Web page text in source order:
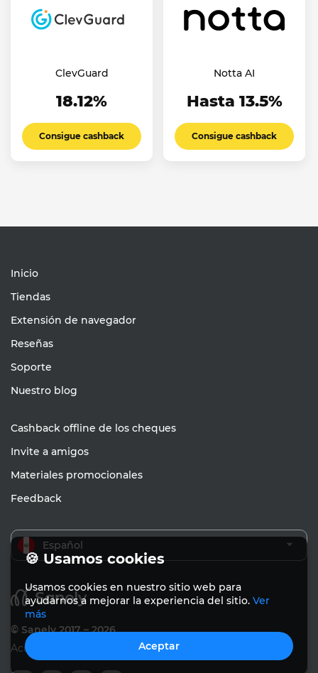
ClevGuard
18.12%
Consigue cashback
Notta AI
Hasta 13.5%
Consigue cashback
Inicio
Tiendas
Extensión de navegador
Reseñas
Soporte
Nuestro blog
Cashback offline de los cheques
Invite a amigos
Materiales promocionales
Feedback
Español
© Sanely 2017 – 2026
Acuerdo de usuario
🍪 Usamos cookies
Usamos cookies en nuestro sitio web para
ayudarnos a mejorar la experiencia del sitio. Ver
más
Aceptar